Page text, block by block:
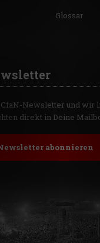
Glossar
Newsletter und wir
direkt in Deine
abonnieren